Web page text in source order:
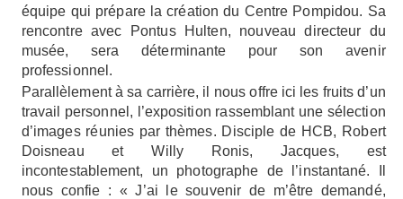
équipe qui prépare lacréationdu Centre Pompidou. Sa
rencontreavec Pontus Hu lten, nouveaud irecteur du
musée,sera déterminante poursonavenir
professionnel .
Parallèlement àsa carrière, i nousoffre ici les fruitsd’un
travai personnel , l’exposition rassemb lant unesélection
d’images réunies par thèmes. Disciple de HCB, Robert
DoisneauetWill y Ronis, Jacques, est
incontestablement, un photographe de l’instantané.
nous confie : «J’ai esouvenir de m’être demandé,